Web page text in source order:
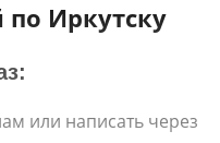
по Иркутску
или написать через